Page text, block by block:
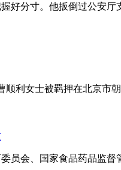
好分寸。他扳倒过公安
利女士被羁押在北京
员会、国家食品药品监